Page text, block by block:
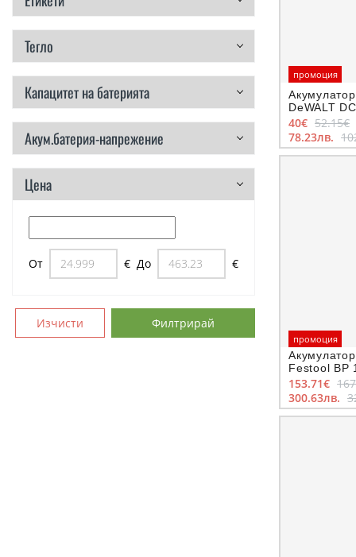
Тегло
Капацитет на батерията
Акум.батерия-напрежение
Цена
От € До €
Изчисти Филтрирай
промоция
DeWALT
40€ 52.15€
78.23лв.
промоция
Festool BP
153.71€
300.63лв.